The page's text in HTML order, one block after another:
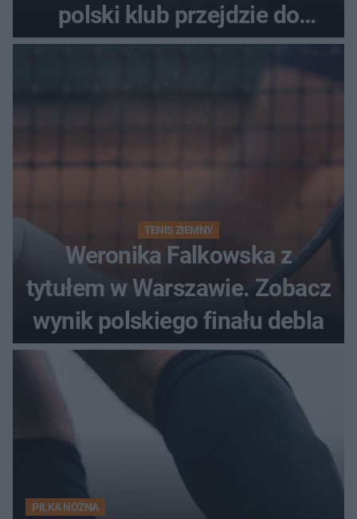
polski klub przejdzie do
historii
TENIS ZIEMNY
Weronika Falkowska z
tytułem w Warszawie. Zobacz
wynik polskiego finału debla
PIŁKA NOŻNA